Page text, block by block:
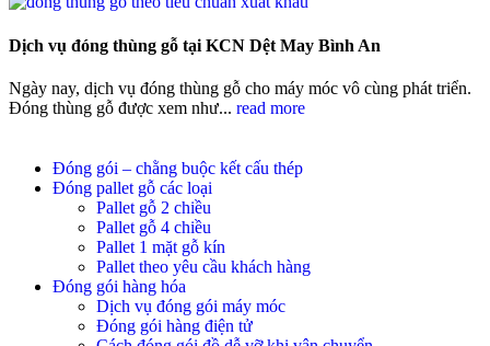
Dịch vụ đóng thùng gỗ tại KCN Dệt May Bình An
Ngày nay, dịch vụ đóng thùng gỗ cho máy móc vô cùng phát triển.
Đóng thùng gỗ được xem như... read more
Đóng gói – chằng buộc kết cấu thép
Đóng pallet gỗ các loại
Pallet gỗ 2 chiều
Pallet gỗ 4 chiều
Pallet 1 mặt gỗ kín
Pallet theo yêu cầu khách hàng
Đóng gói hàng hóa
Dịch vụ đóng gói máy móc
Đóng gói hàng điện tử